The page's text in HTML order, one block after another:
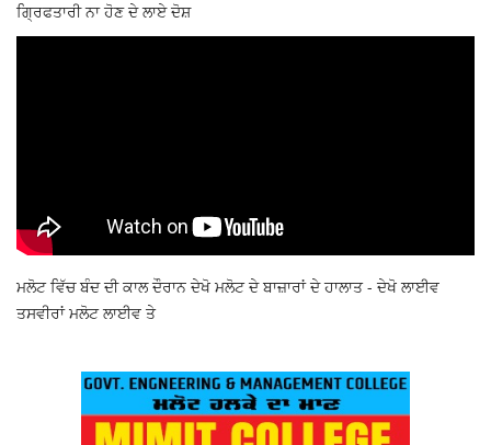
ਗ੍ਰਿਫਤਾਰੀ ਨਾ ਹੋਣ ਦੇ ਲਾਏ ਦੋਸ਼
ਮਲੋਟ ਵਿੱਚ ਬੰਦ ਦੀ ਕਾਲ ਦੌਰਾਨ ਦੇਖੋ ਮਲੋਟ ਦੇ ਬਾਜ਼ਾਰਾਂ ਦੇ ਹਾਲਾਤ - ਦੇਖੋ ਲਾਈਵ
ਤਸਵੀਰਾਂ ਮਲੋਟ ਲਾਈਵ ਤੇ